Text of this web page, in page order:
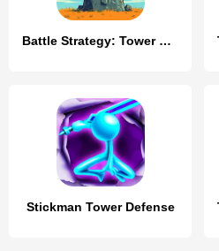
Battle Strategy: Tower Defense
Stickman Tower Defense